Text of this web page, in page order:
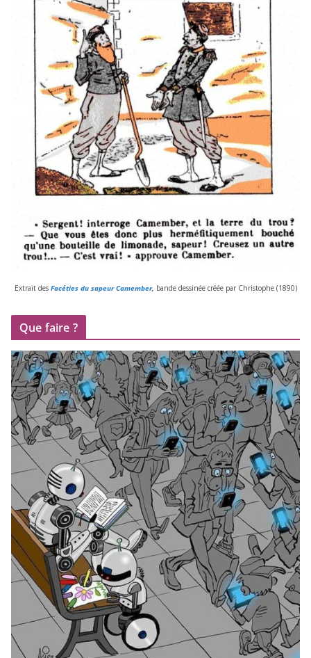
Extrait desFacéties du sapeur Camember, bande des­si­née créée par Christophe (1890)
Que faire ?